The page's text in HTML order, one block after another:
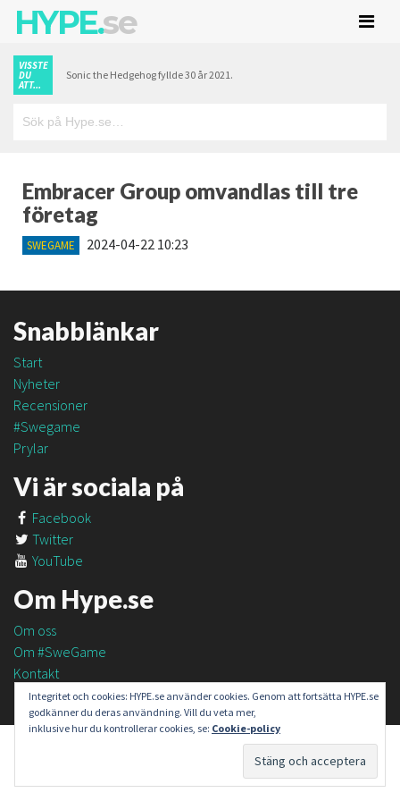
HYPE.se
VISSTE
DU
ATT...
Sonic the Hedgehog fyllde 30 år 2021.
Embracer Group omvandlas till tre
företag
SWEGAME 2024-04-22 10:23
Snabblänkar
Start
Nyheter
Recensioner
#Swegame
Prylar
Vi är sociala på
Facebook
Twitter
YouTube
Om Hype.se
Om oss
Om #SweGame
Kontakt
Integritet och cookies: HYPE.se använder cookies. Genom att fortsätta HYPE.se
godkänner du deras användning. Vill du veta mer,
inklusive hur du kontrollerar cookies, se: Cookie-policy